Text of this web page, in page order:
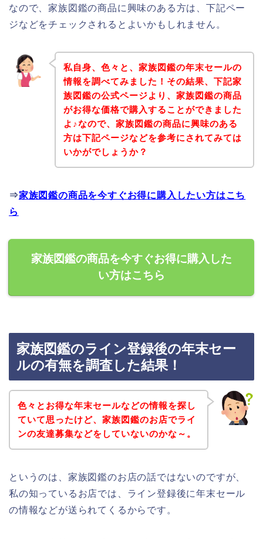
なので、家族図鑑の商品に興味のある方は、下記ペー
ジなどをチェックされるとよいかもしれません。
私自身、色々と、家族図鑑の年末セールの
情報を調べてみました！その結果、下記家
族図鑑の公式ページより、家族図鑑の商品
がお得な価格で購入することができました
よ♪なので、家族図鑑の商品に興味のある
方は下記ページなどを参考にされてみては
いかがでしょうか？
⇒家族図鑑の商品を今すぐお得に購入したい方はこち
ら
家族図鑑の商品を今すぐお得に購入した
い方はこちら
家族図鑑のライン登録後の年末セー
ルの有無を調査した結果！
色々とお得な年末セールなどの情報を探し
ていて思ったけど、家族図鑑のお店でライ
ンの友達募集などをしていないのかな～。
というのは、家族図鑑のお店の話ではないのですが、
私の知っているお店では、ライン登録後に年末セール
の情報などが送られてくるからです。